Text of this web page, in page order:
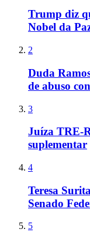
Trump diz
Nobel da
2
Duda
de abuso
3
Juíza TRE-
suplementar
4
Teresa
Senado
5